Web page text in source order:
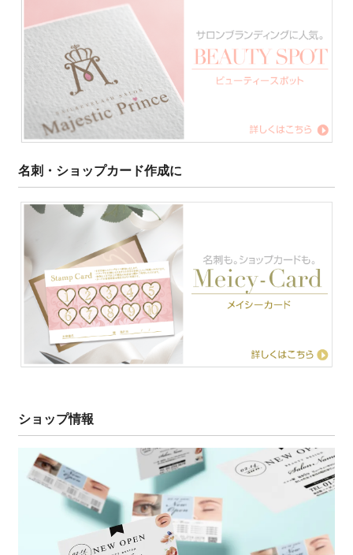
名刺・ショップカード作成に
ショップ情報